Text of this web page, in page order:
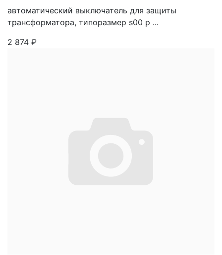
автоматический выключатель для защиты
трансформатора, типоразмер s00 р ...
2 874 ₽